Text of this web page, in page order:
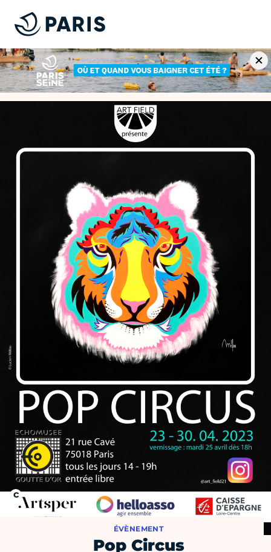
ÉVÈNEMENT
Pop Circus